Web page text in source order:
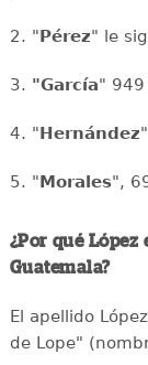
2. " Pérez" le
3. "García"
4. " Hernández
5. " Morales",
¿Por qué
Guatemala?
El apellido
de Lope"